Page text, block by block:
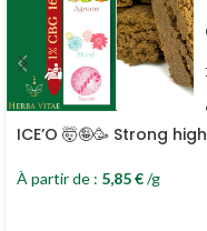
ICE’O 🤯🤪🥳 Strong high
À partir de : 5,85€/g